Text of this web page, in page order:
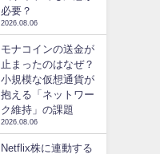
必要？
2026.08.06
モナコインの送金が
止まったのはなぜ？
小規模な仮想通貨が
抱える「ネットワー
ク維持」の課題
2026.08.06
Netflix株に連動する